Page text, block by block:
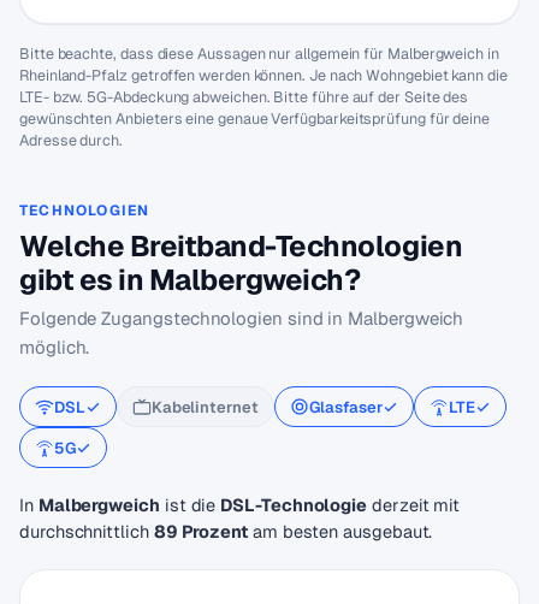
Bitte beachte, dass diese Aussagen nur allgemein für Malbergweich in
Rheinland-Pfalz getroffen werden können. Je nach Wohngebiet kann die
LTE- bzw. 5G-Abdeckung abweichen. Bitte führe auf der Seite des
gewünschten Anbieters eine genaue Verfügbarkeitsprüfung für deine
Adresse durch.
TECHNOLOGIEN
Welche Breitband-Technologien
gibt es in Malbergweich?
Folgende Zugangstechnologien sind in Malbergweich
möglich.
DSL Kabelinternet Glasfaser
LTE
5G
In Malbergweich ist die DSL-Technologie derzeit mit
durchschnittlich 89 Prozentam besten ausgebaut.